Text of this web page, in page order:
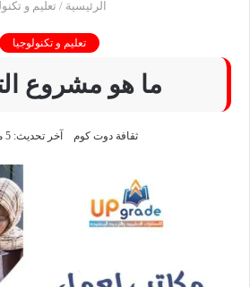
الرئيسية / تعليم و
تعليم و تكنولوجيا
ما هو مشروع
ثقافة دوت كوم آخر تحديث: 5 مايو، 2024